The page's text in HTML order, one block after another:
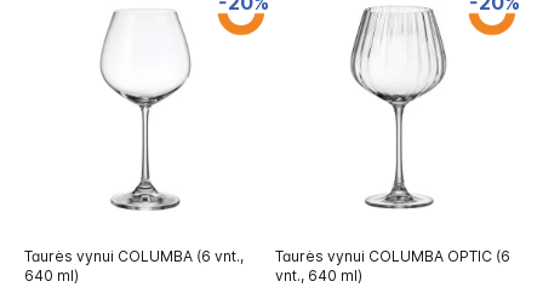
Taurės vynui COLUMBA (6 vnt.,
640 ml)
Taurės vynui COLUMBA OPTIC (6
vnt., 640 ml)